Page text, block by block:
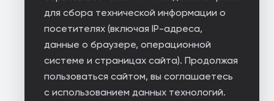
для сбора технической информации о
посетителях (включая IP-адреса,
данные о браузере, операционной
системе и страницах сайта). Продолжая
пользоваться сайтом, вы соглашаетесь
с использованием данных технологий.